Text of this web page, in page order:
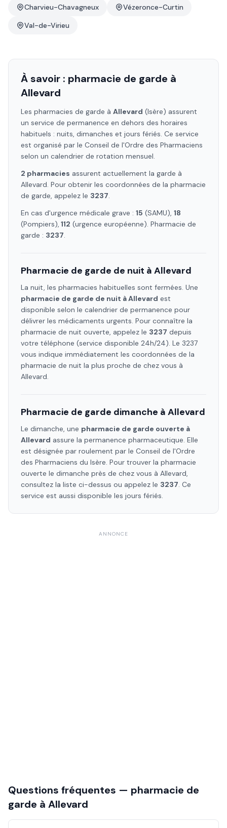
Charvieu-Chavagneux
Vézeronce-Curtin
Val-de-Virieu
À savoir : pharmacie de garde à
Allevard
Les pharmacies de garde à Allevard (Isère) assurent
un service de permanence en dehors des horaires
habituels : nuits, dimanches et jours fériés. Ce service
est organisé par le Conseil de l'Ordre des Pharmaciens
selon un calendrier de rotation mensuel.
2 pharmacies assurent actuellement la garde à
Allevard. Pour obtenir les coordonnées de la pharmacie
de garde, appelez le 3237.
En cas d'urgence médicale grave : 15 (SAMU), 18
(Pompiers), 112 (urgence européenne). Pharmacie de
garde : 3237.
Pharmacie de garde de nuit à Allevard
La nuit, les pharmacies habituelles sont fermées. Une
pharmacie de garde de nuit àAllevard est
disponible selon le calendrier de permanence pour
délivrer les médicaments urgents. Pour connaître la
pharmacie de nuit ouverte, appelez le 3237 depuis
votre téléphone (service disponible 24h/24). Le 3237
vous indique immédiatement les coordonnées de la
pharmacie de nuit la plus proche de chez vous à
Allevard.
Pharmacie de garde dimanche à Allevard
Le dimanche, une pharmacie de garde ouverte à
Allevard assure la permanence pharmaceutique. Elle
est désignée par roulement par le Conseil de l'Ordre
des Pharmaciens du Isère. Pour trouver la pharmacie
ouverte le dimanche près de chez vous à Allevard,
consultez la liste ci-dessus ou appelez le 3237. Ce
service est aussi disponible les jours fériés.
ANNONCE
Questions fréquentes — pharmacie de
garde à Allevard